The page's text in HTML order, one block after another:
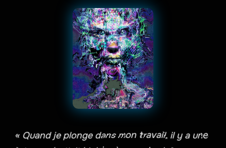
« Quand je plonge dans mon travail, il y a une